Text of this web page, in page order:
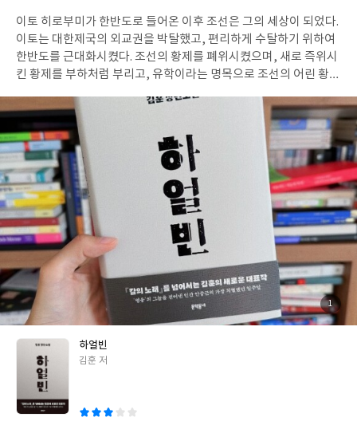
고 울적해졌”다. 실체가 없는 그런 연설들은 “몽롱하고 공허한” “말
잔치”에 지나지 않기 때문이다. 그럼에도 그는 연설자들을 이해해
보려고 했는데, 그들이 되어서 그들이 겪어야 했던 일을 자신의 것
처럼 느껴보려는 시도가 그것이었다. 하지만 “결국 상상력이라는 것
세탁 대야 앞에 서본 여인이 될 수 없었다. 이에 버지니아는 “아무리
그녀들에게 공감한다 해도 우리의 공감은 다분히 허구적(213
쪽)”이며 “그런 공감은 항상 신체적으로 불편한 법(같은 쪽)”이라는
말로 연설회장에서 자신이 느꼈던 불편함을 밝힌다. 이 글은 버지니
아 울프가 중산층 여성이기에 노동하는 여성들에게 온전히 공감할
수 없던 한계를 보여주는 글이기에 더욱 인상 깊었다. 「두 여자」
에서 케임브리지 여자 대학 커턴 칼리지를 설립했던 에밀리 데이비
스와 빅토리아 여왕의 시녀였던 레이디 오거스타가 여자 대학 설립
이라는 문제로 만나던 지점처럼 여성 안에서도 분리되어 있던 어떤
면을 맞대어 보는 장면으로 다가왔기 때문이다. 「여성 노동자 조합
의 추억」은 연설회가 있은 지 17년이 지나서 쓴 것이고, 말미에서
울프는 당시 조합의 여성들이 쓴 글을 “문학으로서도 식자들이 부러
워할 만한 자질들을 지니고 있(226쪽)”다고 평하며, “그 총회를 그
토록 잊을 수 없게 했던, 답을 알 수 없는 의문들로 무성하게 했던 오
래된 궁금증과 당혹감에 다소나마 빛을 던져 주었(225쪽)”다고 썼
다. 17년의 세월이 여성의, 버지니아 울프의 무엇을 바꾸어놓았는
지를 헤아려보게 하는 대목이다. 그리고 이 헤아림은 언제나처럼 현
재의 시간까지 쏘아진 듯 이어져온다.
일
이토 히로부미가 한반도로 들어온 이후 조선은 그의 세상이 되었다.
이토는 대한제국의 외교권을 박탈했고, 편리하게 수탈하기 위하여
한반도를 근대화시켰다. 조선의 황제를 폐위시켰으며, 새로 즉위시
킨 황제를 부하처럼 부리고, 유학이라는 명목으로 조선의 어린 황태
다. ‘문명개화’라는 미래지향적인 단어 속에 숨은 억압과 수탈의 실
체를 알아보지 못하고 사람들은 세상에 익숙해졌다. 혹은 그 실체를
알았기에 모른 척하거나 묵음으로 괴로워했다. 어느 쪽도 할 수 없던
사람들도 있었다. 이토의 말이 “사람의 모습”을 하고 있는 세상 속에
서 기어이 자신의 말을 붙여보려고 한 이들이. 말로 안 되니까 몸으
로, 목숨으로 전력으로 부딪치던 사람들이. 그중 어느 말은 총성처
럼 터져 나왔다. 1909년 10월 하얼빈역. 우리는 그때 터진 말을 안중
근이라는 이름으로 기억한다. 『하얼빈』은 안중근이 이토 히로부
미를 사살하고 사형을 받기까지의 이야기를 그린 소설이다. 이토 히
로부미와 안중근이 저마다의 질문을 마주하며 행로하는 전개 방식
이 흥미롭다. 평행한 채이거나 전혀 다른 방향으로 어긋나는 전차들
을 보는 것 같다. 하지만 그들은 곧 한 플랫폼에서 만나게 된다는 걸
독자는 알고 있다. 소설 역시 사건보다는 사람에 더 집중해있다. 이
토는 계속해서 자신의 말을 세상에 고하고, 안중근은 삼켰다. 안중
근이 삼키고 삼킨 말들은 몸속에서 들끓으며 그를 운명의 철로로 이
끌었다. 소설에서 안중근은 처음부터 이토를 죽여야겠다고 작심한
인물로 그려지지 않는다. 그는 살아 있기 때문에 살길을 찾았고, 그
것이 곧 “이토의 작동을 멈추게 하(89쪽)”는 것이었다. “죽음을 잇대
첨
부
된
사
1
하얼빈
글
김훈 저